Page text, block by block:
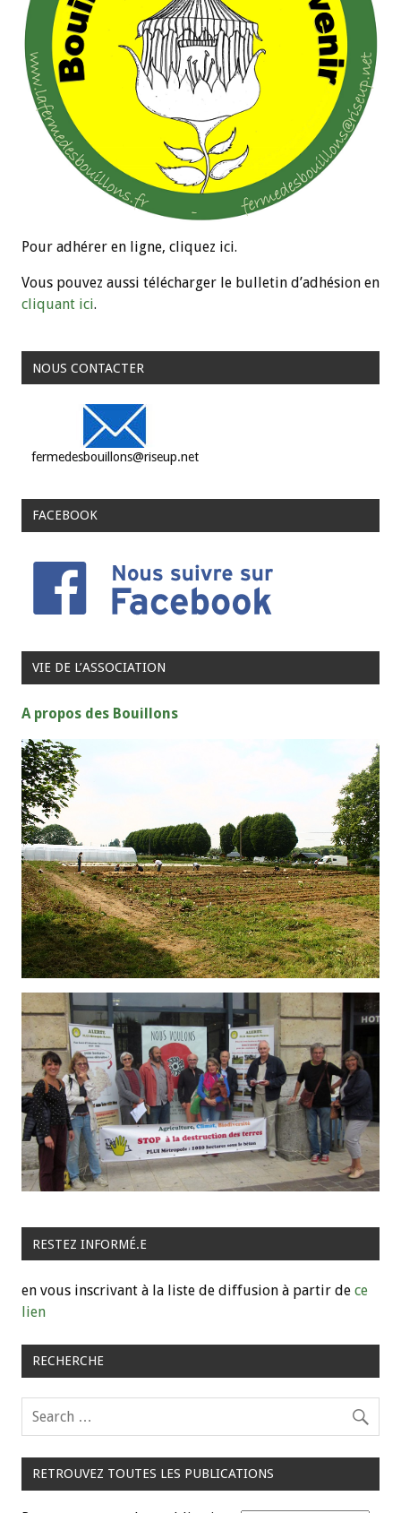
Pour adhérer en ligne, cliquez ici.
Vous pouvez aussi télécharger le bulletin d’adhésion en
cliquant ici.
NOUS CONTACTER
fermedesbouillons@riseup.net
FACEBOOK
VIE DE L’ASSOCIATION
A propos des Bouillons
RESTEZ INFORMÉ.E
en vous inscrivant à la liste de diffusion à partir de ce
lien
RECHERCHE
RETROUVEZ TOUTES LES PUBLICATIONS